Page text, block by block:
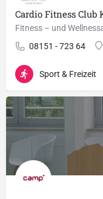
Cardio Fitness Club
Fitness – und
08151 - 723 64
Sport & Freizeit